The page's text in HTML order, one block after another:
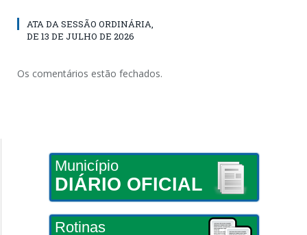
ATA DA SESSÃO ORDINÁRIA,
DE 13 DE JULHO DE 2026
Os comentários estão fechados.
Município
DIÁRIO OFICIAL
Rotinas